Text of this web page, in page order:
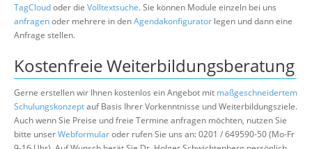
TagCloudoder die Volltextsuche. Sie können Module einzeln bei uns
anfragenoder mehrere in denAgendakonfigurator legen und dann eine
Anfrage stellen.
Kostenfreie Weiterbildungsberatung
Gerne erstellen wir Ihnen kostenlos ein Angebot mit maßgeschneidertem
Schulungskonzeptauf Basis Ihrer Vorkenntnisse und Weiterbildungsziele.
Auch wenn Sie Preise und freie Termine anfragen möchten, nutzen Sie
bitte unserWebformularoder rufen Sie uns an: 0201 / 649590-50 (Mo-Fr